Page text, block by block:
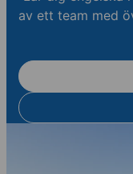
av ett team med